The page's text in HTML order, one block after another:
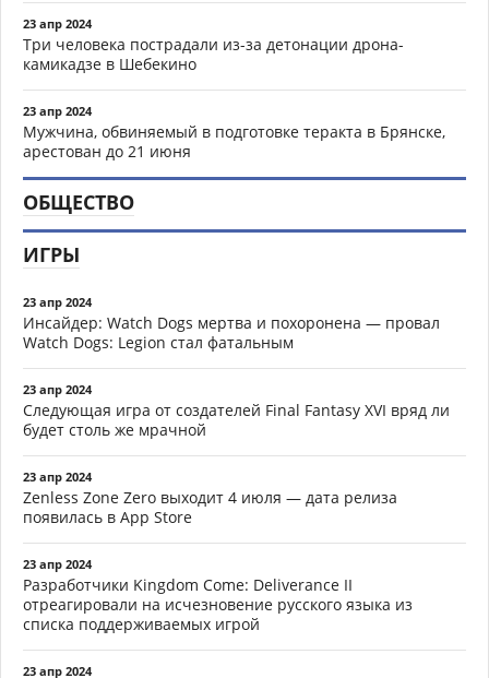
23 апр 2024
Три человека пострадали из-за детонации дрона-
камикадзе в Шебекино
23 апр 2024
Мужчина, обвиняемый в подготовке теракта в Брянске,
арестован до 21 июня
ОБЩЕСТВО
ИГРЫ
23 апр 2024
Инсайдер: Watch Dogs мертва и похоронена — провал
Watch Dogs: Legion стал фатальным
23 апр 2024
Следующая игра от создателей Final Fantasy XVI вряд ли
будет столь же мрачной
23 апр 2024
Zenless Zone Zero выходит 4 июля — дата релиза
появилась в App Store
23 апр 2024
Разработчики Kingdom Come: Deliverance II
отреагировали на исчезновение русского языка из
списка поддерживаемых игрой
23 апр 2024